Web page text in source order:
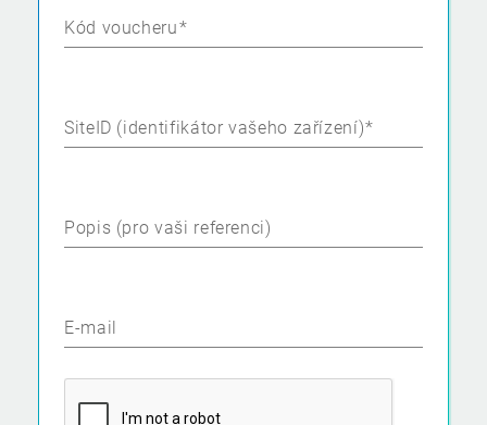
Kód voucheru
SiteID (identifikátor vašeho zařízení)
Popis (pro vaši referenci)
E-mail